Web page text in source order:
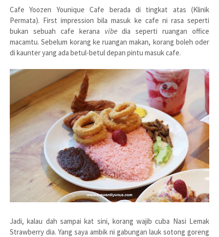
Cafe Yoozen Younique Cafe berada di tingkat atas (Klinik
Permata). First impression bila masuk ke cafe ni rasa seperti
bukan sebuah cafe kerana vibedia seperti ruangan office
macamtu. Sebelum korang ke ruangan makan, korang boleh oder
di kaunter yang ada betul-betul depan pintu masuk cafe.
Jadi, kalau dah sampai kat sini, korang wajib cuba Nasi Lemak
Strawberry dia. Yang saya ambik ni gabungan lauk sotong goreng